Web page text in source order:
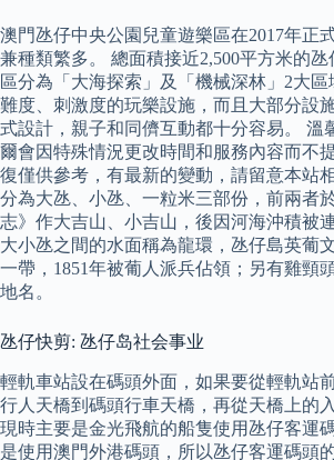
澳門氹仔中央公園兒童遊樂區在2017年正
兼種類繁多。 總面積接近2,500平方米的
區分為「大海探索」及「機械深林」2大區
難度、刺激度的玩樂設施，而且大部分設
式設計，親子和同儕互動都十分容易。 溫
爾會因特殊情況更改時間和服務內容而不
復僅供參考，有最新的變動，請留意本站
分為大氹、小氹、一粒米三部份，前兩者
志》作大吉山、小吉山，後因河海沖積被
大小氹之間的水面稱為龍環，氹仔島英葡
一帶，1851年被葡人派兵佔領；另有雞頸
地名。
氹仔快剪: 氹仔岛社会事业
輕軌車站設在碼頭外面，如果要從輕軌站
行人天橋到碼頭行車天橋，再從天橋上的
現時主要是金光飛航的船隻使用氹仔客運
是使用澳門外港碼頭，所以氹仔客運碼頭